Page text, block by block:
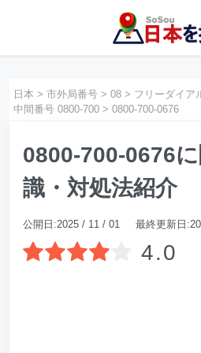
日本 > 市外局番号 > 08 > フリーダイア
中間番号 0800-700 > 0800-700-0676
0800-700-0676
識・対処法紹介
公開日:2025 / 11 / 01 最終更新日
4.0